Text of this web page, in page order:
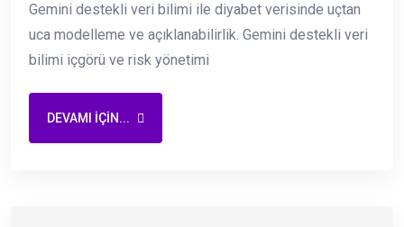
Gemini destekli veri bilimi ile diyabet verisinde uçtan
uca modelleme ve açıklanabilirlik. Gemini destekli veri
bilimi içgörü ve risk yönetimi
DEVAMI IÇIN...